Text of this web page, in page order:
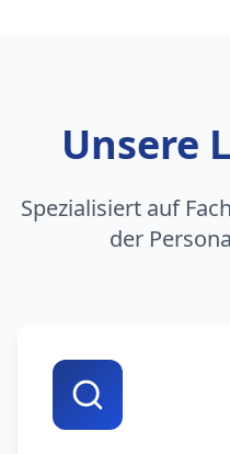
Unsere
Spezialisiert auf
der